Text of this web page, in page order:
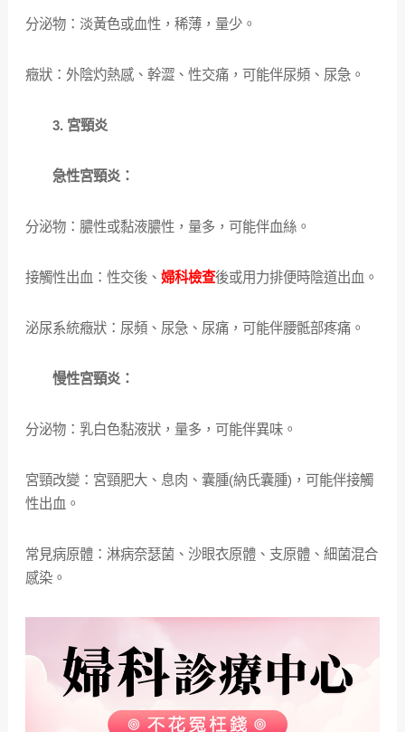
分泌物：淡黃色或血性，稀薄，量少。
癥狀：外陰灼熱感、幹澀、性交痛，可能伴尿頻、尿急。
3. 宮頸炎
急性宮頸炎：
分泌物：膿性或黏液膿性，量多，可能伴血絲。
接觸性出血：性交後、 婦科檢查後或用力排便時陰道出血。
泌尿系統癥狀：尿頻、尿急、尿痛，可能伴腰骶部疼痛。
慢性宮頸炎：
分泌物：乳白色黏液狀，量多，可能伴異味。
宮頸改變：宮頸肥大、息肉、囊腫(納氏囊腫)，可能伴接觸
性出血。
常見病原體：淋病奈瑟菌、沙眼衣原體、支原體、細菌混合
感染。